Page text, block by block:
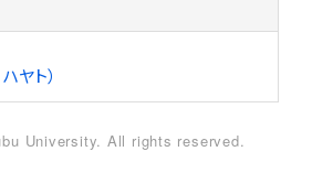
ヤト）
University. All rights reserved.